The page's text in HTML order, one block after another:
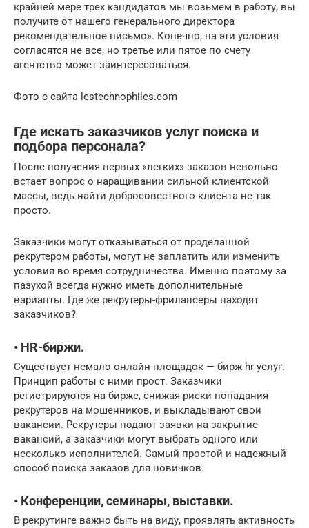
крайней мере трех кандидатов мы возьмем в работу, вы
получите от нашего генерального директора
рекомендательное письмо». Конечно, на эти условия
согласятся не все, но третье или пятое по счету
агентство может заинтересоваться.
Фото с сайта lestechnophiles.com
Где искать заказчиков услуг поиска и
подбора персонала?
После получения первых «легких» заказов невольно
встает вопрос о наращивании сильной клиентской
массы, ведь найти добросовестного клиента не так
просто.
Заказчики могут отказываться от проделанной
рекрутером работы, могут не заплатить или изменить
условия во время сотрудничества. Именно поэтому за
пазухой всегда нужно иметь дополнительные
варианты. Где же рекрутеры-фрилансеры находят
заказчиков?
• HR-биржи.
Существует немало онлайн-площадок — бирж hr услуг.
Принцип работы с ними прост. Заказчики
регистрируются на бирже, снижая риски попадания
рекрутеров на мошенников, и выкладывают свои
вакансии. Рекрутеры подают заявки на закрытие
вакансий, а заказчики могут выбрать одного или
несколько исполнителей. Самый простой и надежный
способ поиска заказов для новичков.
• Конференции, семинары, выставки.
В рекрутинге важно быть на виду, проявлять активность